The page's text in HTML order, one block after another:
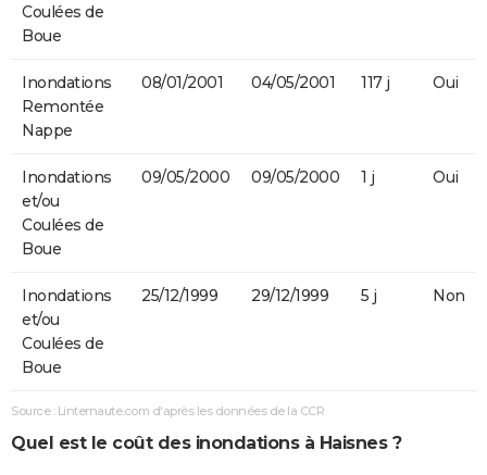
Coulées de
Boue
Inondations
Remontée
Nappe
08/01/2001 04/05/2001 117 j Oui
Inondations
et/ou
Coulées de
Boue
09/05/2000 09/05/2000 1 j Oui
Inondations
et/ou
Coulées de
Boue
25/12/1999 29/12/1999 5 j Non
Source : Linternaute.com d'après les données de la CCR
Quel est le coût des inondations à Haisnes ?